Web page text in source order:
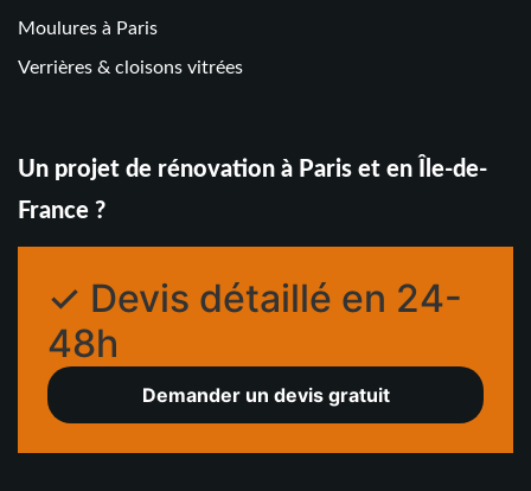
Moulures à Paris
Verrières & cloisons vitrées
Un projet de rénovation à Paris et en Île-de-
France ?
✓ Devis détaillé en 24-
48h
Demander un devis gratuit